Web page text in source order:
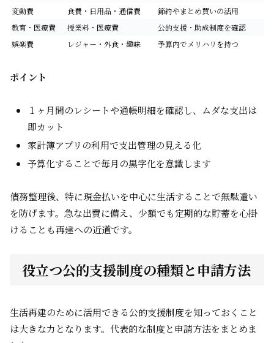
変動費
食費・日用品・通信費
節約やまとめ買いの活用
教育・医療費
授業料・医療費
公的支援・助成制度を確認
娯楽費
レジャー・外食・趣味 予算内でメリハリを持つ
ポイント
１ヶ月間のレシートや通帳明細を確認し、ムダな支出は
即カット
家計簿アプリの利用で支出管理の見える化
予算化することで毎月の黒字化を意識します
債務整理後、特に現金払いを中心に生活することで無駄遣い
を防げます。急な出費に備え、少額でも定期的な貯蓄を心掛
けることも再建への近道です。
役立つ公的支援制度の種類と申請方法
生活再建のために活用できる公的支援制度を知っておくこと
は大きな力となります。代表的な制度と申請方法をまとめま